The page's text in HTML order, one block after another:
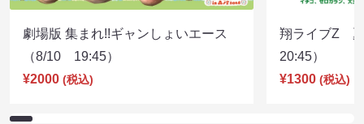
劇場版 集まれ!!ギャンしょいエース
（8/10 19:45）
¥2000 (税込)
翔ライブZ
20:45）
¥1300 (税込)